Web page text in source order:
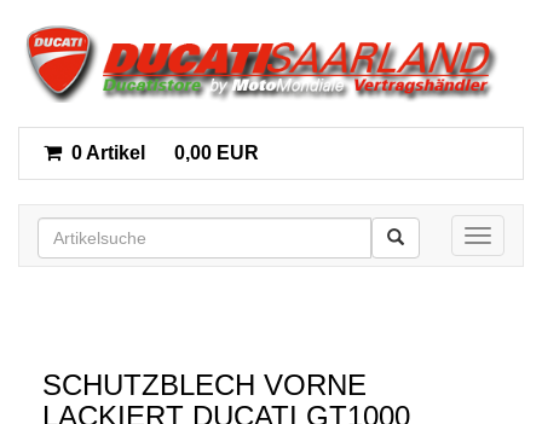
0 Artikel 0,00 EUR
Toggle
SCHUTZBLECH VORNE
LACKIERT DUCATI GT1000